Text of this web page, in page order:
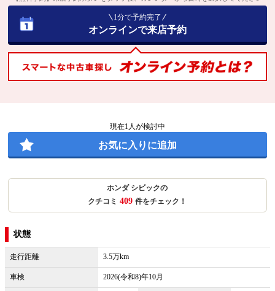
1分で予約完了
オンラインで来店予約
現在1人が検討中
お気に入りに追加
ホンダ シビックの
クチコミ 409 件をチェック！
状態
走行距離 3.5万km
車検 2026(令和8)年10月